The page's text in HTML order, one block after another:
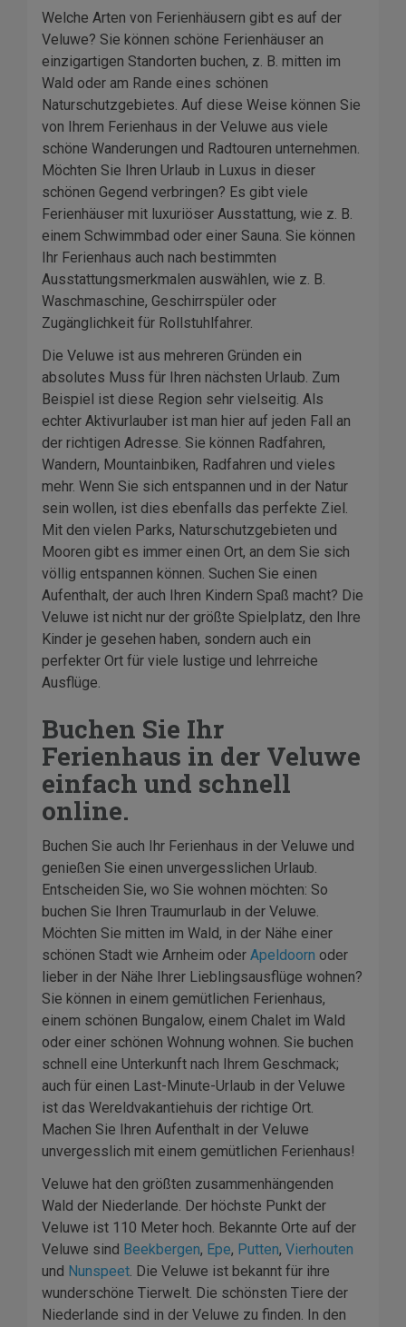
Welche Arten von Ferienhäusern gibt es auf der
Veluwe? Sie können schöne Ferienhäuser an
einzigartigen Standorten buchen, z. B. mitten im
Wald oder am Rande eines schönen
Naturschutzgebietes. Auf diese Weise können Sie
von Ihrem Ferienhaus in der Veluwe aus viele
schöne Wanderungen und Radtouren unternehmen.
Möchten Sie Ihren Urlaub in Luxus in dieser
schönen Gegend verbringen? Es gibt viele
Ferienhäuser mit luxuriöser Ausstattung, wie z. B.
einem Schwimmbad oder einer Sauna. Sie können
Ihr Ferienhaus auch nach bestimmten
Ausstattungsmerkmalen auswählen, wie z. B.
Waschmaschine, Geschirrspüler oder
Zugänglichkeit für Rollstuhlfahrer.
Die Veluwe ist aus mehreren Gründen ein
absolutes Muss für Ihren nächsten Urlaub. Zum
Beispiel ist diese Region sehr vielseitig. Als
echter Aktivurlauber ist man hier auf jeden Fall an
der richtigen Adresse. Sie können Radfahren,
Wandern, Mountainbiken, Radfahren und vieles
mehr. Wenn Sie sich entspannen und in der Natur
sein wollen, ist dies ebenfalls das perfekte Ziel.
Mit den vielen Parks, Naturschutzgebieten und
Mooren gibt es immer einen Ort, an dem Sie sich
völlig entspannen können. Suchen Sie einen
Aufenthalt, der auch Ihren Kindern Spaß macht? Die
Veluwe ist nicht nur der größte Spielplatz, den Ihre
Kinder je gesehen haben, sondern auch ein
perfekter Ort für viele lustige und lehrreiche
Ausflüge.
Buchen Sie Ihr
Ferienhaus in der Veluwe
einfach und schnell
online.
Buchen Sie auch Ihr Ferienhaus in der Veluwe und
genießen Sie einen unvergesslichen Urlaub.
Entscheiden Sie, wo Sie wohnen möchten: So
buchen Sie Ihren Traumurlaub in der Veluwe.
Möchten Sie mitten im Wald, in der Nähe einer
schönen Stadt wie Arnheim oder Apeldoorn oder
lieber in der Nähe Ihrer Lieblingsausflüge wohnen?
Sie können in einem gemütlichen Ferienhaus,
einem schönen Bungalow, einem Chalet im Wald
oder einer schönen Wohnung wohnen. Sie buchen
schnell eine Unterkunft nach Ihrem Geschmack;
auch für einen Last-Minute-Urlaub in der Veluwe
ist das Wereldvakantiehuis der richtige Ort.
Machen Sie Ihren Aufenthalt in der Veluwe
unvergesslich mit einem gemütlichen Ferienhaus!
Veluwe hat den größten zusammenhängenden
Wald der Niederlande. Der höchste Punkt der
Veluwe ist 110 Meter hoch. Bekannte Orte auf der
Veluwe sind Beekbergen, Epe, Putten, Vierhouten
und Nunspeet. Die Veluwe ist bekannt für ihre
wunderschöne Tierwelt. Die schönsten Tiere der
Niederlande sind in der Veluwe zu finden. In den